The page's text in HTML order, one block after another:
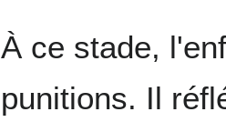
À ce stade,
punitions. Il